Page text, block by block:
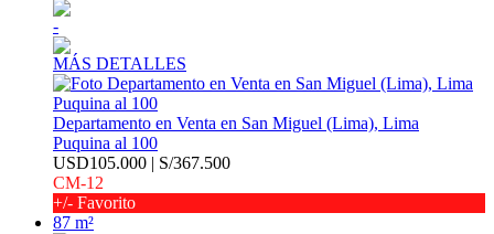
-
MÁS DETALLES
Departamento en Venta en San Miguel (Lima), Lima
Puquina al 100
USD105.000 | S/367.500
CM-12
+/- Favorito
87 m²